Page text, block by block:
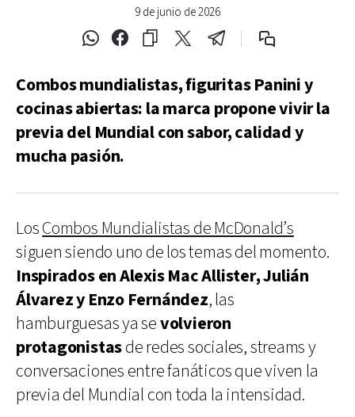
9 de junio de 2026
Combos mundialistas, figuritas Panini y
cocinas abiertas: la marca propone vivir la
previa del Mundial con sabor, calidad y
mucha pasión.
LosCombos Mundialistas de McDonald’s
siguen siendo uno de los temas del momento.
Inspirados en Alexis Mac Allister, Julián
Álvarez y Enzo Fernández, las
hamburguesas ya sevolvieron
protagonistasde redes sociales, streams y
conversaciones entre fanáticos que viven la
previa del Mundial con toda la intensidad.